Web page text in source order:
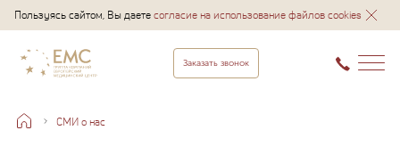
Пользуясь сайтом, Вы даетесогласие на использование файлов cookies
Заказать звонок
СМИ о нас